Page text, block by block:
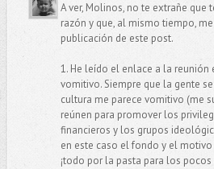
A ver, Molinos, no te extrañe que
razón y que, al mismo tiempo,
publicación de este post.
1. He leído el enlace a la reunión
vomitivo. Siempre que la gente
cultura me parece vomitivo (me
reúnen para promover los
financieros y los grupos
en este caso el fondo y el
¡todo por la pasta para los